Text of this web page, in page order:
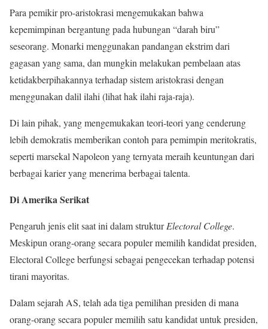
Para pemikir pro-aristokrasi mengemukakan bahwa
kepemimpinan bergantung pada hubungan “darah biru”
seseorang. Monarki menggunakan pandangan ekstrim dari
gagasan yang sama, dan mungkin melakukan pembelaan atas
ketidakberpihakannya terhadap sistem aristokrasi dengan
menggunakan dalil ilahi (lihat hak ilahi raja-raja).
Di lain pihak, yang mengemukakan teori-teori yang cenderung
lebih demokratis memberikan contoh para pemimpin meritokratis,
seperti marsekal Napoleon yang ternyata meraih keuntungan dari
berbagai karier yang menerima berbagai talenta.
Di Amerika Serikat
Pengaruh jenis elit saat ini dalam strukturElectoral College.
Meskipun orang-orang secara populer memilih kandidat presiden,
Electoral College berfungsi sebagai pengecekan terhadap potensi
tirani mayoritas.
Dalam sejarah AS, telah ada tiga pemilihan presiden di mana
orang-orang secara populer memilih satu kandidat untuk presiden,